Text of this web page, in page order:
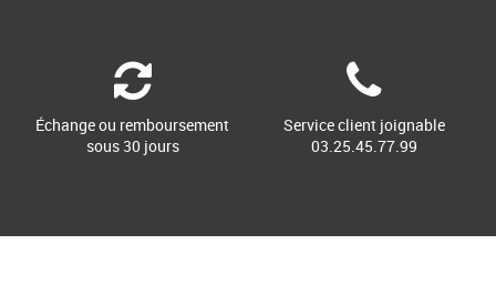
Échange ou remboursement
sous 30 jours
Service client joignable
03.25.45.77.99